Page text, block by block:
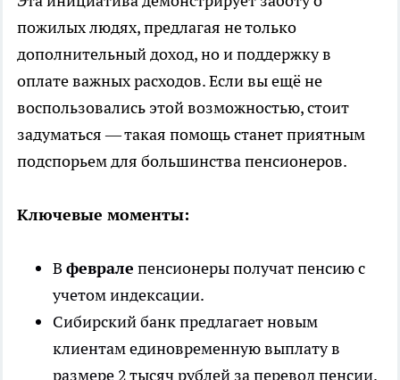
пожилых людях, предлагая не только
дополнительный доход, но и поддержку в
оплате важных расходов. Если вы ещё не
воспользовались этой возможностью, стоит
задуматься — такая помощь станет приятным
подспорьем для большинства пенсионеров.
Ключевые моменты:
В феврале пенсионеры получат пенсию с
учетом индексации.
Сибирский банк предлагает новым
клиентам единовременную выплату в
размере 2 тысяч рублей за перевод пенсии.